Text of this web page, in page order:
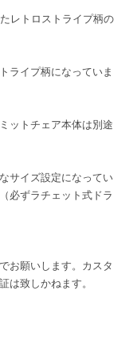
レトロストライプ柄の
ライプ柄になっていま
ットチェア本体は別途
サイズ設定になってい
必ずラチェット式ドラ
お願いします。カスタ
は致しかねます。